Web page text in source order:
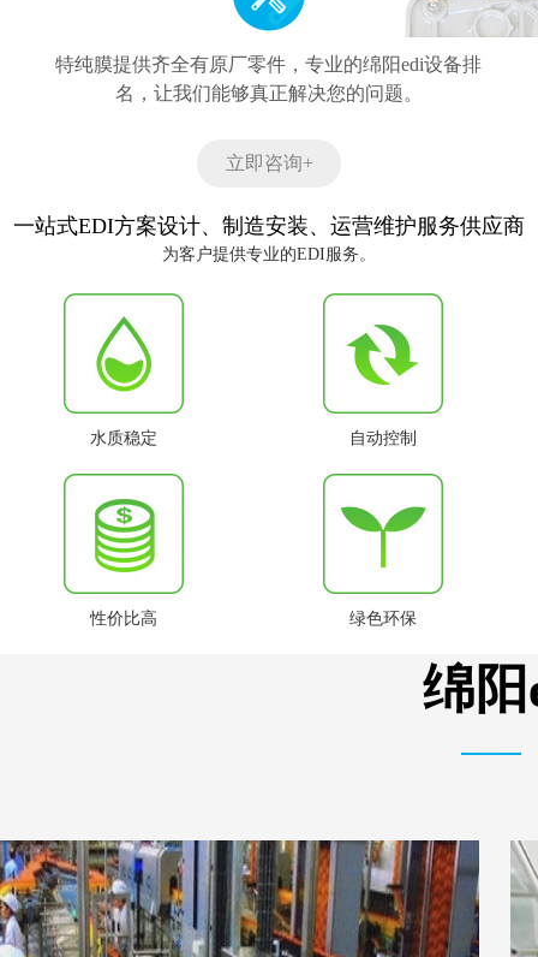
特纯膜提供齐全有原厂零件，专业的绵阳edi设备排
名，让我们能够真正解决您的问题。
立即咨询+
一站式EDI方案设计、制造安装、运营维护服务供应商
为客户提供专业的EDI服务。
水质稳定 自动控制
性价比高 绿色环保
绵